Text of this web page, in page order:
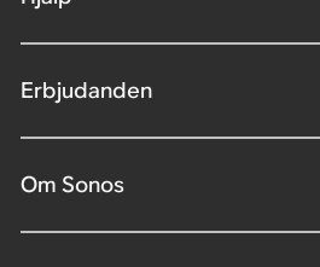
Erbjudanden
Om Sonos